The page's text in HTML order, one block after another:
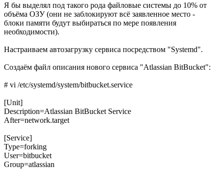
Я бы выделял под такого рода файловые системы до 10% от
объёма ОЗУ (они не заблокируют всё заявленное место -
блоки памяти будут выбираться по мере появления
необходимости).
Настраиваем автозагрузку сервиса посредством "Systemd".
Создаём файл описания нового сервиса "Atlassian BitBucket":
# vi /etc/systemd/system/bitbucket.service
[Unit]
Description=Atlassian BitBucket Service
After=network.target
[Service]
Type=forking
User=bitbucket
Group=atlassian